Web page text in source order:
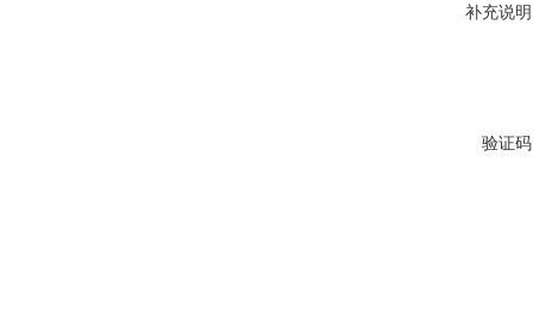
补充说
验证